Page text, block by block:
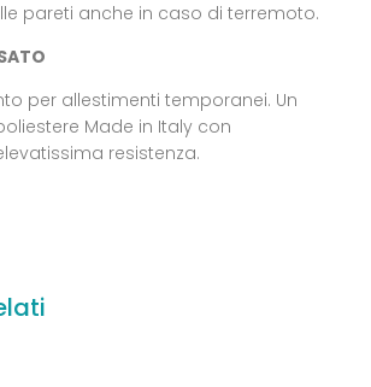
pareti anche in caso di terremoto.
per allestimenti temporanei. Un
Made in Italy con
resistenza.